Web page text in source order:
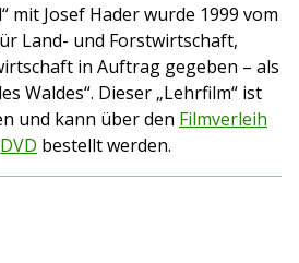
mit Josef Hader wurde 1999 vom
Land- und Forstwirtschaft,
in Auftrag gegeben – als
Waldes“. Dieser „Lehrfilm“ ist
und kann über den Filmverleih
DVD bestellt werden.